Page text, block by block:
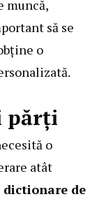
muncă,
să se
o
părți
o
atât
dictionare de